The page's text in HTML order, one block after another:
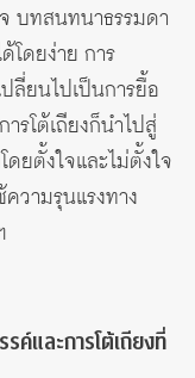
บทสนทนาธรรมดา
โดยง่าย การ
ลี่ยนไปเป็นการยื้อ
รโต้เถียงก็นำไปสู่
ยตั้งใจและไม่ตั้งใจ
วามรุนแรงทาง
ค์และการโต้เถียงที่